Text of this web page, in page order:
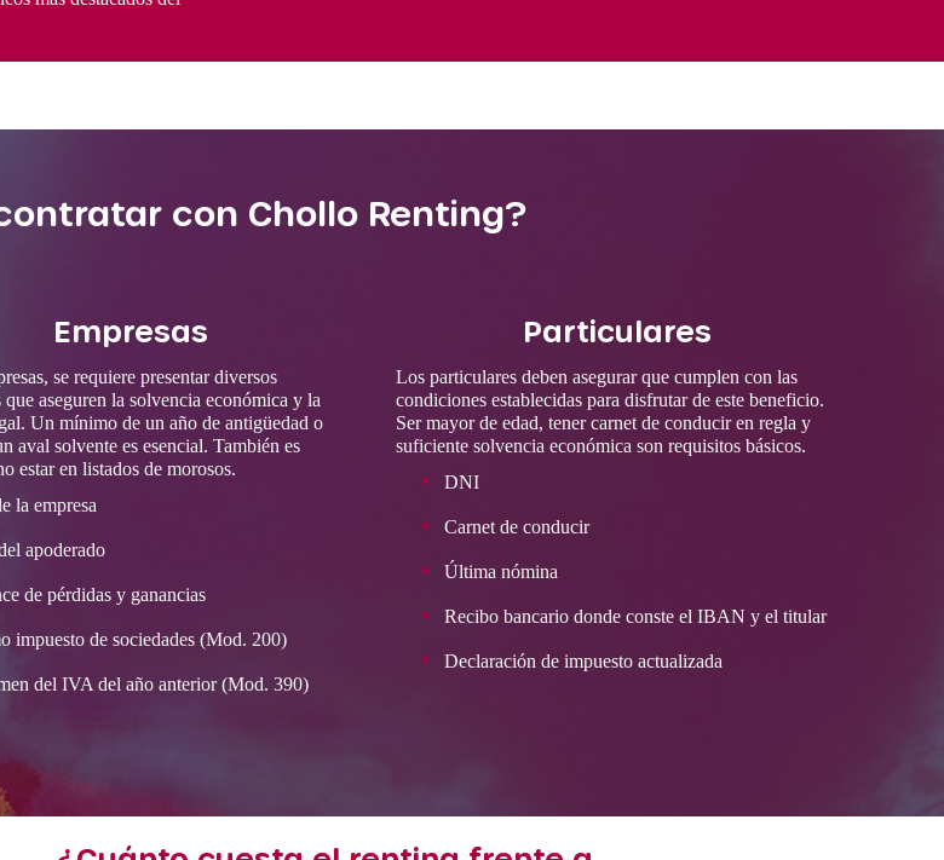
con Chollo Renting?
Empresas
se requiere presentar diversos
que aseguren la solvencia económica y la
Un mínimo de un año de antigüedad o
aval solvente es esencial. También es
estar en listados de morosos.
la empresa
apoderado
de pérdidas y ganancias
impuesto de sociedades (Mod. 200)
del IVA del año anterior (Mod. 390)
Particulares
Los particulares deben asegurar que cumplen con las
condiciones establecidas para disfrutar de este beneficio.
Ser mayor de edad, tener carnet de conducir en regla y
suficiente solvencia económica son requisitos básicos.
DNI
Carnet de conducir
Última nómina
Recibo bancario donde conste el IBAN y el titular
Declaración de impuesto actualizada